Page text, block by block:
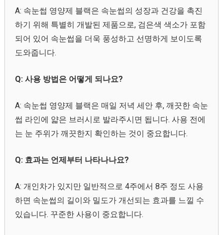
A: 속눈썹 영양제 블랙은 속눈썹의 성장과 건강을 촉진
하기 위해 특별히 개발된 제품으로, 검은색 색소가 포함
되어 있어 속눈썹을 더욱 풍성하고 선명하게 보이도록
도와줍니다.
Q: 사용 방법은 어떻게 되나요?
A: 속눈썹 영양제 블랙은 매일 저녁 세안 후, 깨끗한 속눈
썹 라인에 얇은 브러시로 발라주시면 됩니다. 사용 전에
는 눈 주위가 깨끗한지 확인하는 것이 중요합니다.
Q: 효과는 언제부터 나타나나요?
A: 개인차가 있지만 일반적으로 4주에서 8주 정도 사용
하면 속눈썹의 길이와 밀도가 개선되는 효과를 느낄 수
있습니다. 꾸준한 사용이 중요합니다.